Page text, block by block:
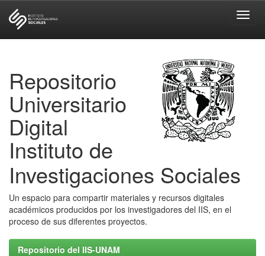
Repositorio
Universitario
Digital
Instituto de
Investigaciones Sociales
Un espacio para compartir materiales y recursos digitales
académicos producidos por los investigadores del IIS, en el
proceso de sus diferentes proyectos.
Repositorio del IIS-UNAM